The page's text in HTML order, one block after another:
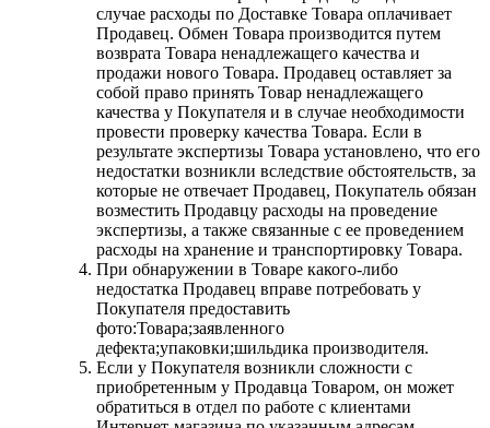
случае расходы по Доставке Товара оплачивает
Продавец. Обмен Товара производится путем
возврата Товара ненадлежащего качества и
продажи нового Товара. Продавец оставляет за
собой право принять Товар ненадлежащего
качества у Покупателя и в случае необходимости
провести проверку качества Товара. Если в
результате экспертизы Товара установлено, что его
недостатки возникли вследствие обстоятельств, за
которые не отвечает Продавец, Покупатель обязан
возместить Продавцу расходы на проведение
экспертизы, а также связанные с ее проведением
расходы на хранение и транспортировку Товара.
При обнаружении в Товаре какого-либо
недостатка Продавец вправе потребовать у
Покупателя предоставить
фото:Товара;заявленного
дефекта;упаковки;шильдика производителя.
Если у Покупателя возникли сложности с
приобретенным у Продавца Товаром, он может
обратиться в отдел по работе с клиентами